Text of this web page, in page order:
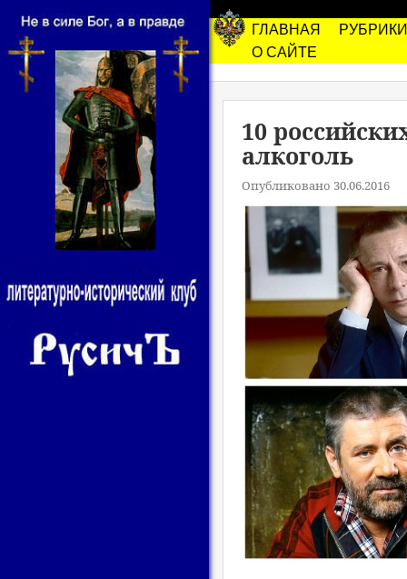
ГЛАВНАЯ
РУБРИКИ
О САЙТЕ
10
алкоголь
Опубликовано 30.06.2016